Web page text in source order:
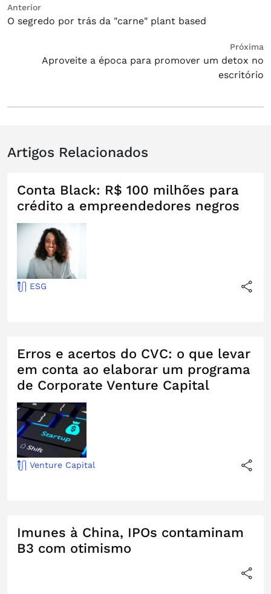
Navegação
de
Anterior
Post
anterior:
O segredo por trás da "carne" plant based
Próxima
Aproveite a época para promover um detox no
escritório
Artigos Relacionados
Conta Black: R$ 100 milhões para
crédito a empreendedores negros
ESG
Erros e acertos do CVC: o que levar
em conta ao elaborar um programa
de Corporate Venture Capital
Venture Capital
Imunes à China, IPOs contaminam
B3 com otimismo